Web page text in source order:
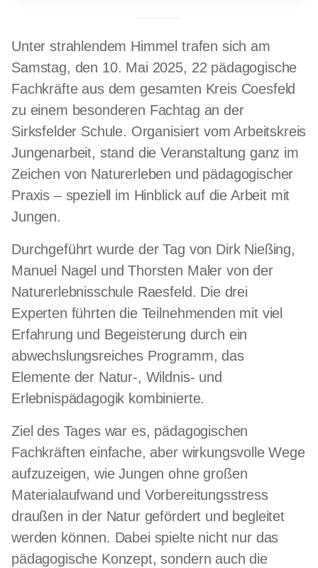
Unter strahlendem Himmel trafen sich am
Samstag, den 10. Mai 2025, 22 pädagogische
Fachkräfte aus dem gesamten Kreis Coesfeld
zu einem besonderen Fachtag an der
Sirksfelder Schule. Organisiert vom Arbeitskreis
Jungenarbeit, stand die Veranstaltung ganz im
Zeichen von Naturerleben und pädagogischer
Praxis – speziell im Hinblick auf die Arbeit mit
Jungen.
Durchgeführt wurde der Tag von Dirk Nießing,
Manuel Nagel und Thorsten Maler von der
Naturerlebnisschule Raesfeld. Die drei
Experten führten die Teilnehmenden mit viel
Erfahrung und Begeisterung durch ein
abwechslungsreiches Programm, das
Elemente der Natur-, Wildnis- und
Erlebnispädagogik kombinierte.
Ziel des Tages war es, pädagogischen
Fachkräften einfache, aber wirkungsvolle Wege
aufzuzeigen, wie Jungen ohne großen
Materialaufwand und Vorbereitungsstress
draußen in der Natur gefördert und begleitet
werden können. Dabei spielte nicht nur das
pädagogische Konzept, sondern auch die